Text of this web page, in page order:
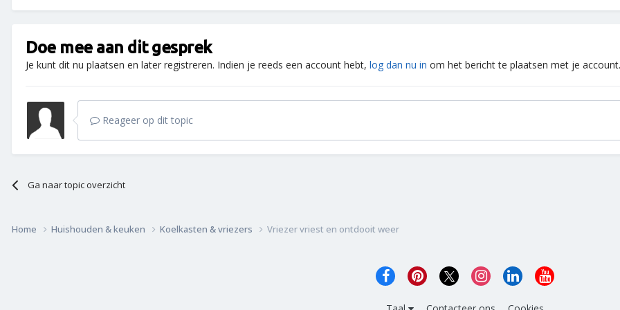
Doe mee aan dit gesprek
Je kunt dit nu plaatsen en later registreren. Indien je reeds een account hebt, log dan nu in om het bericht te plaatsen met je account.
Reageer op dit topic
Ga naar topic overzicht
Home Huishouden & keuken Koelkasten & vriezers Vriezer vriest en ontdooit weer